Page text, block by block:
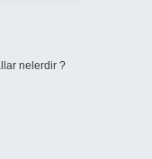
nelerdir ?